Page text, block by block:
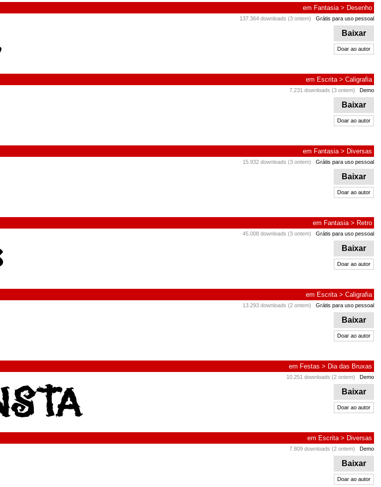
em Fantasia> Desenho
137.364 downloads (3 ontem) Grátis para uso pessoal
Baixar
Doar ao autor
em Escrita> Caligrafia
7.231 downloads (3 ontem) Demo
Baixar
Doar ao autor
em Fantasia> Diversas
15.932 downloads (3 ontem) Grátis para uso pessoal
Baixar
Doar ao autor
em Fantasia> Retro
45.008 downloads (3 ontem) Grátis para uso pessoal
Baixar
Doar ao autor
em Escrita> Caligrafia
13.293 downloads (2 ontem) Grátis para uso pessoal
Baixar
Doar ao autor
em Festas > Dia das Bruxas
10.251 downloads (2 ontem) Demo
Baixar
Doar ao autor
em Escrita> Diversas
7.809 downloads (2 ontem) Demo
Baixar
Doar ao autor